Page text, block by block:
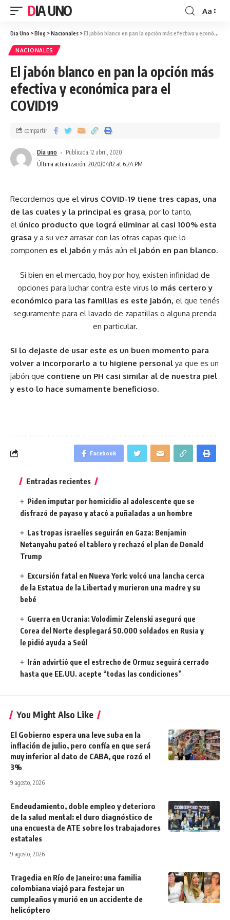
DIA UNO Aa
Dia Uno >Blog >Nacionales >El jabón blanco en pan la opción más efectiva y económica para el COVID19
NACIONALES
El jabón blanco en pan la opción más
efectiva y económica para el
COVID19
Última actualización: 2020/04/12 at 6:24 PM
Dia uno Publicada 12 abril, 2020
compartir
Recordemos que elvirus COVID-19 tiene tres capas, una
de las cuales y la principal es grasa, por lo tanto,
el único producto que lográ eliminar al casi 100% esta
grasa y a su vez arrasar con las otras capas que lo
componen es el jabón y más aún el jabón en pan blanco.
Si bien en el mercado, hoy por hoy, existen infinidad de
opciones para luchar contra este virus lo más certero y
económico para las familias es este jabón, el que tenés
seguramente para el lavado de zapatillas o alguna prenda
en particular.
Si lo dejaste de usar este es un buen momento para
volver a incorporarlo a tu higiene personal ya que es un
jabón que contiene un PH casi similar al de nuestra piel
y esto lo hace sumamente beneficioso.
Facebook
Entradas recientes
Piden imputar por homicidio al adolescente que se
disfrazó de payaso y atacó a puñaladas a un hombre
Las tropas israelíes seguirán en Gaza: Benjamin
Netanyahu pateó el tablero y rechazó el plan de Donald
Trump
Excursión fatal en Nueva York: volcó una lancha cerca
de la Estatua de la Libertad y murieron una madre y su
bebé
Guerra en Ucrania: Volodimir Zelenski aseguró que
Corea del Norte desplegará 50.000 soldados en Rusia y
le pidió ayuda a Seúl
Irán advirtió que el estrecho de Ormuz seguirá cerrado
hasta que EE.UU. acepte “todas las condiciones”
You Might Also Like
El Gobierno espera una leve suba en la
inflación de julio, pero confía en que será
muy inferior al dato de CABA, que rozó el
3%
9 agosto, 2026
Endeudamiento, doble empleo y deterioro
de la salud mental: el duro diagnóstico de
una encuesta de ATE sobre los trabajadores
estatales
9 agosto, 2026
Tragedia en Río de Janeiro: una familia
colombiana viajó para festejar un
cumpleaños y murió en un accidente de
helicóptero